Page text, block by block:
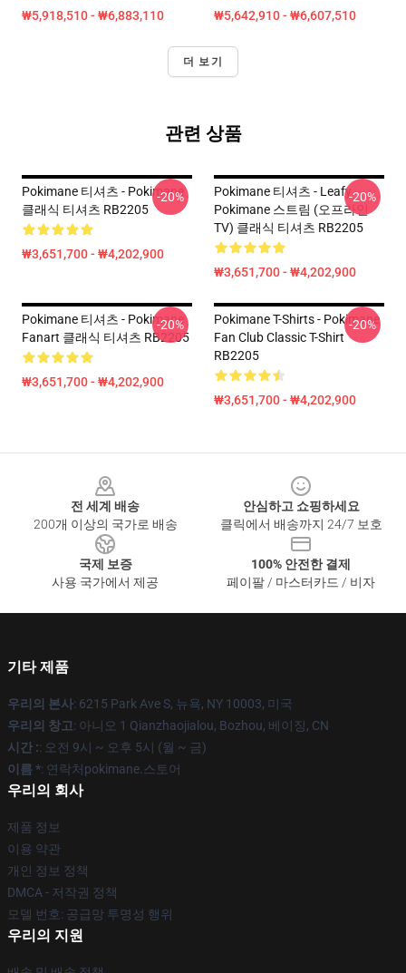
₩5,918,510 - ₩6,883,110 ₩5,642,910 - ₩6,607,510
더 보기
관련 상품
Pokimane 티셔츠 - Pokimane
클래식 티셔츠 RB2205
₩3,651,700 - ₩4,202,900
-20%
Pokimane 티셔츠 - Leafy
Pokimane 스트림 (오프라인
TV) 클래식 티셔츠 RB2205
₩3,651,700 - ₩4,202,900
-20%
Pokimane 티셔츠 - Pokimane
Fanart 클래식 티셔츠 RB2205
₩3,651,700 - ₩4,202,900
-20%
Pokimane T-Shirts - Pokimane
Fan Club Classic T-Shirt
RB2205
₩3,651,700 - ₩4,202,900
-20%
전 세계 배송
200개 이상의 국가로 배송
안심하고 쇼핑하세요
클릭에서 배송까지 24/7 보호
국제 보증
사용 국가에서 제공
100% 안전한 결제
페이팔 / 마스터카드 / 비자
기타 제품
우리의 본사: 6215 Park Ave S, 뉴욕, NY 10003, 미국
우리의 창고: 아니오 1 Qianzhaojialou, Bozhou, 베이징, CN
시간 :: 오전 9시 ~ 오후 5시 (월 ~ 금)
이름 *: 연락처pokimane.스토어
우리의 회사
제품 정보
이용 약관
개인 정보 정책
DMCA - 저작권 정책
모델 번호: 공급망 투명성 행위
우리의 지원